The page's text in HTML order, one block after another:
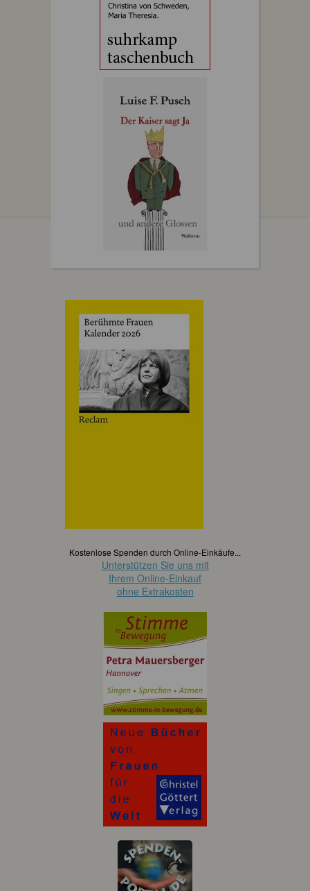
Kostenlose Spenden durch Online-Einkäufe...
Unterstützen Sie uns mit
Ihrem Online-Einkauf
ohne Extrakosten